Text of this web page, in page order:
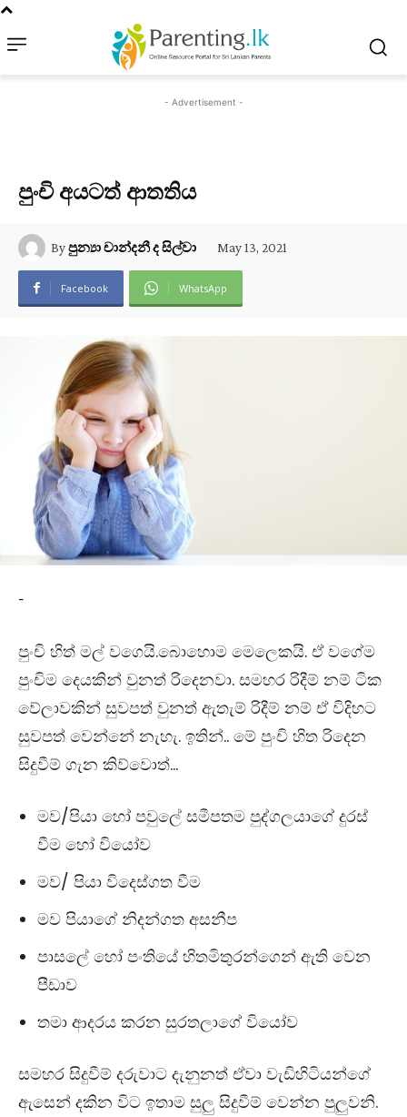
- Advertisement -
පුංචි අයටත් ආතතිය
Byපුන්‍යා චාන්දනී ද සිල්වා May 13, 2021
Facebook WhatsApp
-
පුංචි හිත් මල් වගෙයි.බොහොම මෙලෙකයි. ඒ වගේම
පුංචිම දෙයකින් වුනත් රිදෙනවා. සමහර රිදීම් නම් ටික
වේලාවකින් සුවපත් වුනත් ඇතැම් රිදීම් නම් ඒ විදිහට
සුවපත් වෙන්නේ නැහැ. ඉතින්.. මේ පුංචි හිත රිදෙන
සිදුවීම් ගැන කිව්වොත්…
මව/පියා හෝ පවුලේ සමීපතම පුද්ගලයාගේ දුරස්
වීම හෝ වියෝව
මව/ පියා විදෙස්ගත වීම
මව පියාගේ නිදන්ගත අසනීප
පාසලේ හෝ පංතියේ හිතමිතුරන්ගෙන් ඇති වෙන
පීඩාව
තමා ආදරය කරන සුරතලාගේ වියෝව
සමහර සිදුවීම් දරුවාට දැනුනත් ඒවා වැඩිහිටියන්ගේ
ඇසෙන් දකින විට ඉතාම සුලු සිදුවීම් වෙන්න පුලුවනි.